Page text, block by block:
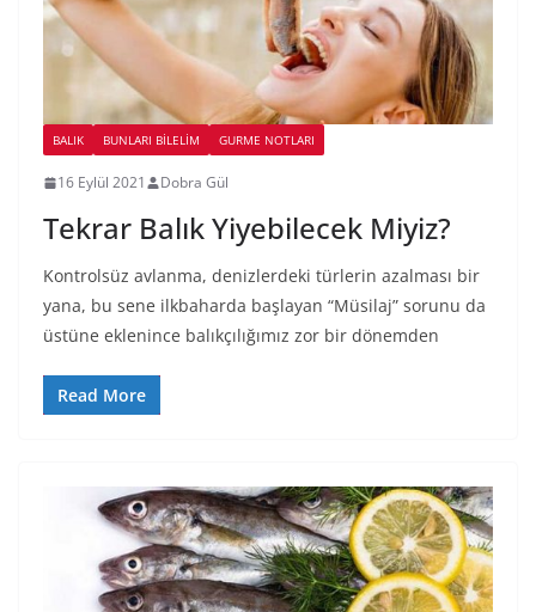
BALIK BUNLARI BILELIM GURME NOTLARI
16 Eylül 2021 Dobra Gül
Tekrar Balık Yiyebilecek Miyiz?
Kontrolsüz avlanma, denizlerdeki türlerin azalması bir
yana, bu sene ilkbaharda başlayan “Müsilaj” sorunu da
üstüne eklenince balıkçılığımız zor bir dönemden
Read More